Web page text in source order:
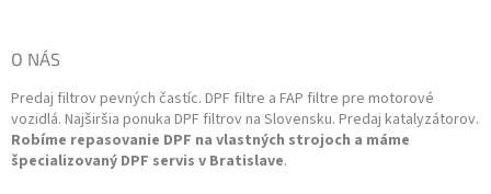
r
v
k
y
v
O NÁS
Predaj filtrov pevných častíc. DPF filtre a FAP filtre pre motorové
vozidlá. Najširšia ponuka DPF filtrov na Slovensku. Predaj katalyzátorov.
Robíme repasovanie DPF na vlastných strojoch a máme
špecializovaný DPF servis v Bratislave.